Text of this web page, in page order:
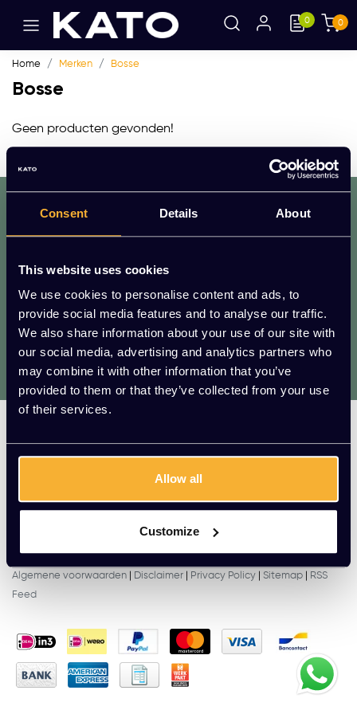
Consent Details About
This website uses cookies
We use cookies to personalise content and ads, to
provide social media features and to analyse our traffic.
We also share information about your use of our site with
our social media, advertising and analytics partners who
may combine it with other information that you’ve
provided to them or that they’ve collected from your use
of their services.
Allow all
Customize
0 0
Home Merken Bosse
Bosse
Geen producten gevonden!
Mis geen enkele aanbieding of actie.
Meld je aan voor onze nieuwsbrief!
* We zullen uw e-mailadres nooit met iemand anders delen.
Vragen?
We helpen je graag. Raadpleeg onze
klantenservice.
Contactgegevens
© Copyright 2026 - Kato Kantoorinrichting |InStijl Media
Algemene voorwaarden
Disclaimer Privacy Policy Sitemap
RSS
Feed